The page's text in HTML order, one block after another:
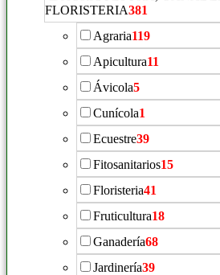
FLORISTERIA381
Agraria119
Apicultura11
Ávicola5
Cunícola1
Ecuestre39
Fitosanitarios15
Floristeria41
Fruticultura18
Ganadería68
Jardinería39